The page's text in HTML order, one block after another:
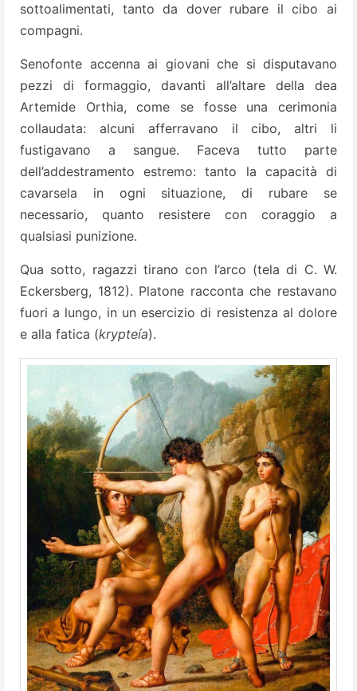
sottoalimentati, tanto da dover rubare il cibo ai
compagni.
Senofonte accenna ai giovani che si disputavano
pezzi di formaggio, davanti all’altare della dea
Artemide Orthia, come se fosse una cerimonia
collaudata: alcuni afferravano il cibo, altri li
fustigavano a sangue. Faceva tutto parte
dell’addestramento estremo: tanto la capacità di
cavarsela in ogni situazione, di rubare se
necessario, quanto resistere con coraggio a
qualsiasi punizione.
Qua sotto, ragazzi tirano con l’arco (tela di C. W.
Eckersberg, 1812). Platone racconta che restavano
fuori a lungo, in un esercizio di resistenza al dolore
e alla fatica (krypteía).